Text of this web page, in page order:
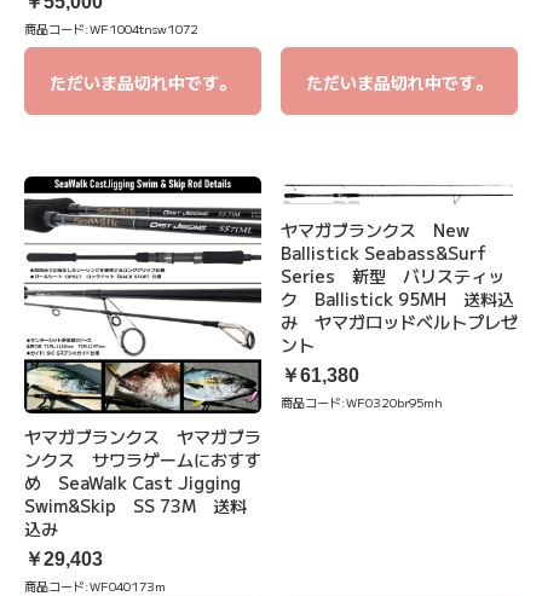
商品コード:WF1004tnsw1072
ただいま品切れ中です。 ただいま品切れ中です。
ヤマガブランクス ヤマガブラ
ンクス サワラゲームにおすす
め SeaWalk Cast Jigging
Swim&Skip SS 73M 送料
込み
￥29,403
商品コード:WF040173m
ヤマガブランクス New
Ballistick Seabass&Surf
Series 新型 バリスティッ
ク Ballistick 95MH 送料込
み ヤマガロッドベルトプレゼ
ント
￥61,380
商品コード:WF0320br95mh